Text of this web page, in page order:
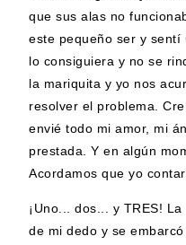
que sus alas no
este pequeño ser y
lo consiguiera y no se
la mariquita y yo nos
resolver el problema.
envié todo mi amor, mi
prestada. Y en algún
Acordamos que yo
¡Uno... dos... y TRES!
de mi dedo y se